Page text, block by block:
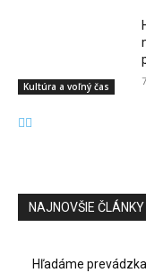
Kultúra a voľný čas
NAJNOVŠIE ČLÁNKY
Hľadáme